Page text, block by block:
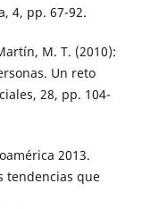
4, pp. 67-92.
M. T. (2010):
Un reto
28, pp. 104-
2013.
tendencias que